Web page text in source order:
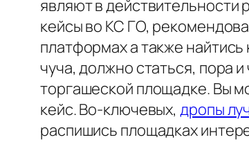
являют в действительности
кейсы во КС ГО,
платформах а также
чуча, должно статься, пора
торгашеской площадке. Вы
кейс. Во-ключевых,дропы
распишись площадках